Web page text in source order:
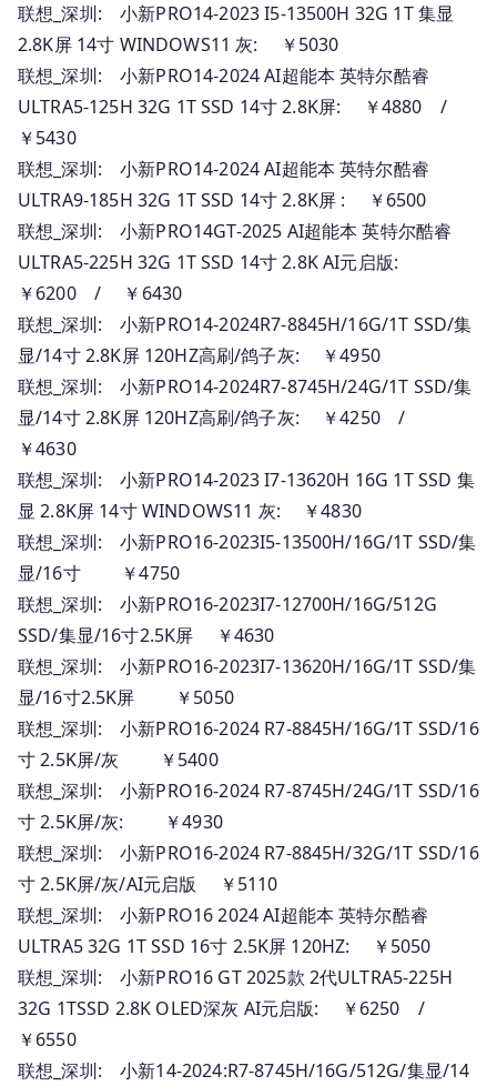
联想_深圳: 小新PRO14-2023 I5-13500H 32G 1T 集显
2.8K屏 14寸 WINDOWS11 灰: ￥5030
联想_深圳: 小新PRO14-2024 AI超能本 英特尔酷睿
ULTRA5-125H 32G 1T SSD 14寸 2.8K屏: ￥4880 /
￥5430
联想_深圳: 小新PRO14-2024 AI超能本 英特尔酷睿
ULTRA9-185H 32G 1T SSD 14寸 2.8K屏 : ￥6500
联想_深圳: 小新PRO14GT-2025 AI超能本 英特尔酷睿
ULTRA5-225H 32G 1T SSD 14寸 2.8K AI元启版:
￥6200 / ￥6430
联想_深圳: 小新PRO14-2024R7-8845H/16G/1T SSD/集
显/14寸 2.8K屏 120HZ高刷/鸽子灰: ￥4950
联想_深圳: 小新PRO14-2024R7-8745H/24G/1T SSD/集
显/14寸 2.8K屏 120HZ高刷/鸽子灰: ￥4250 /
￥4630
联想_深圳: 小新PRO14-2023 I7-13620H 16G 1T SSD 集
显 2.8K屏 14寸 WINDOWS11 灰: ￥4830
联想_深圳: 小新PRO16-2023I5-13500H/16G/1T SSD/集
显/16寸 ￥4750
联想_深圳: 小新PRO16-2023I7-12700H/16G/512G
SSD/集显/16寸2.5K屏 ￥4630
联想_深圳: 小新PRO16-2023I7-13620H/16G/1T SSD/集
显/16寸2.5K屏 ￥5050
联想_深圳: 小新PRO16-2024 R7-8845H/16G/1T SSD/16
寸 2.5K屏/灰 ￥5400
联想_深圳: 小新PRO16-2024 R7-8745H/24G/1T SSD/16
寸 2.5K屏/灰: ￥4930
联想_深圳: 小新PRO16-2024 R7-8845H/32G/1T SSD/16
寸 2.5K屏/灰/AI元启版 ￥5110
联想_深圳: 小新PRO16 2024 AI超能本 英特尔酷睿
ULTRA5 32G 1T SSD 16寸 2.5K屏 120HZ: ￥5050
联想_深圳: 小新PRO16 GT 2025款 2代ULTRA5-225H
32G 1TSSD 2.8K OLED深灰 AI元启版: ￥6250 /
￥6550
联想_深圳: 小新14-2024:R7-8745H/16G/512G/集显/14